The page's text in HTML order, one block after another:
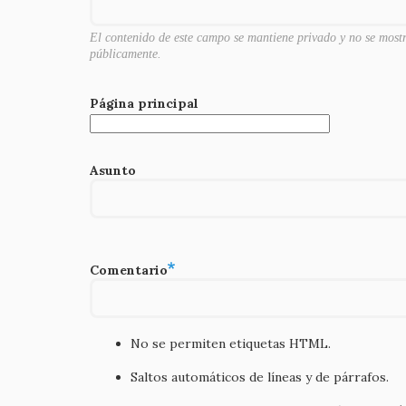
El contenido de este campo se mantiene privado y no se
públicamente.
Página principal
Asunto
Comentario
No se permiten etiquetas HTML.
Saltos automáticos de líneas y de párrafos.